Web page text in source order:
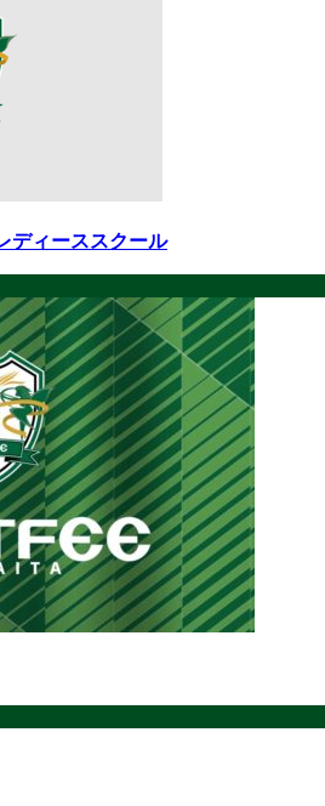
ディーススクール